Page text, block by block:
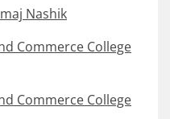
Nashik
Commerce College
Commerce College